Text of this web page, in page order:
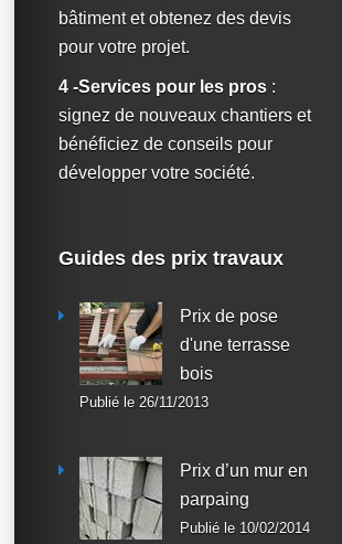
bâtiment et obtenez des devis
pour votre projet.
4 -Services pour les pros :
signez de nouveaux chantiers et
bénéficiez de conseils pour
développer votre société.
Guides des prix travaux
Prix de pose
d'une terrasse
bois
Publié le 26/11/2013
Prix d’un mur en
parpaing
Publié le 10/02/2014